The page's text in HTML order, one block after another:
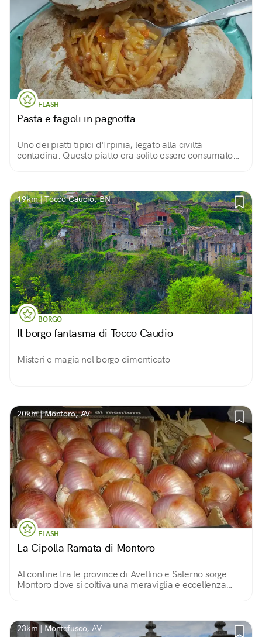
FLASH
Pasta e fagioli in pagnotta
Uno dei piatti tipici d'Irpinia, legato alla civiltà
contadina. Questo piatto era solito essere consumato
19km | Tocco Caudio, BN
BORGO
Il borgo fantasma di Tocco Caudio
Misteri e magia nel borgo dimenticato
20km | Montoro, AV
FLASH
La Cipolla Ramata di Montoro
Al confine tra le province di Avellino e Salerno sorge
Montoro dove si coltiva una meraviglia e eccellenza
23km | Montefusco, AV